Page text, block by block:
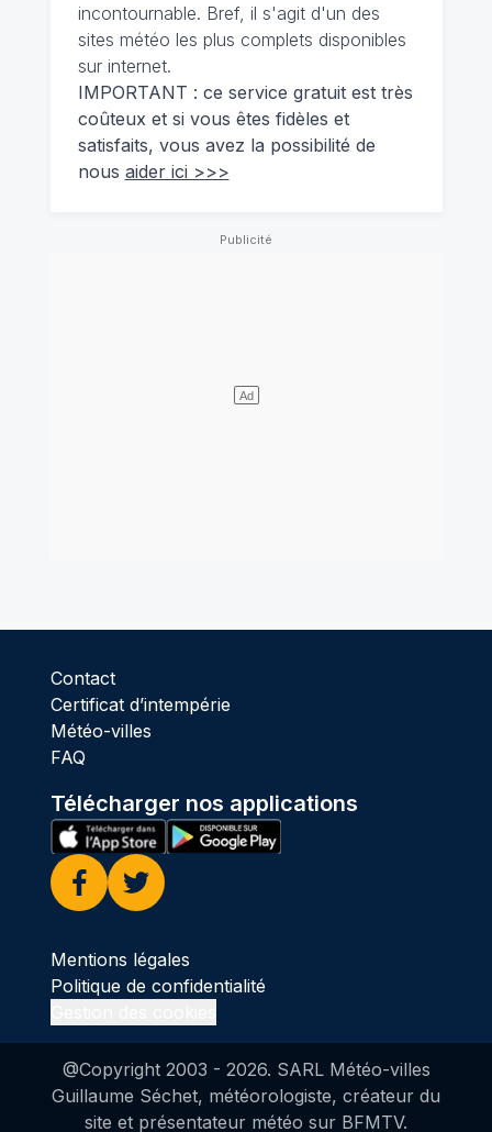
incontournable. Bref, il s'agit d'un des
sites météo les plus complets disponibles
sur internet.
IMPORTANT : ce service gratuit est très
coûteux et si vous êtes fidèles et
satisfaits, vous avez la possibilité de
nous aider ici >>>
Contact
Certificat d’intempérie
Météo-villes
FAQ
Télécharger nos applications
Facebook
Twitter
Mentions légales
Politique de confidentialité
@Copyright 2003 - 2026. SARL Météo-villes
Guillaume Séchet, météorologiste, créateur du
site et présentateur météo sur BFMTV.